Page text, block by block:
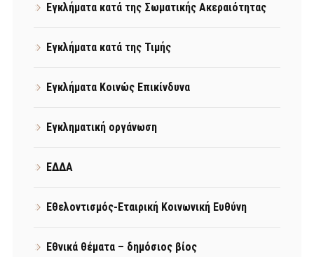
Εγκλήματα κατά της Σωματικής Ακεραιότητας
Εγκλήματα κατά της Τιμής
Εγκλήματα Κοινώς Επικίνδυνα
Εγκληματική οργάνωση
ΕΔΔΑ
Εθελοντισμός-Εταιρική Κοινωνική Ευθύνη
Εθνικά θέματα – δημόσιος βίος